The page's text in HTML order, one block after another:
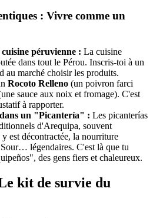
: Vivre comme un
péruvienne : La cuisine
dans tout le Pérou. Inscris-toi à un
au marché choisir les produits.
Rocoto Relleno (un poivron farci
sauce aux noix et fromage). C'est
à rapporter.
un "Picantería" : Les picanterías
d'Arequipa, souvent
est décontractée, la nourriture
légendaires. C'est là que tu
des gens fiers et chaleureux.
kit de survie du